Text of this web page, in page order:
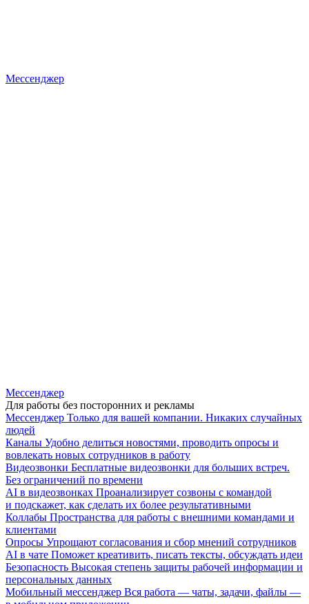
Мессенджер
Мессенджер
Для работы без посторонних и рекламы
Мессенджер Только для вашей компании. Никаких случайных
людей
Каналы Удобно делиться новостями, проводить опросы и
вовлекать новых сотрудников в работу
Видеозвонки Бесплатные видеозвонки для больших встреч.
Без ограничений по времени
AI в видеозвонках Проанализирует созвоны с командой
и подскажет, как сделать их более результативными
Коллабы Пространства для работы с внешними командами и
клиентами
Опросы Упрощают согласования и сбор мнений сотрудников
AI в чате Поможет креативить, писать тексты, обсуждать идеи
Безопасность Высокая степень защиты рабочей информации и
персональных данных
Мобильный мессенджер Вся работа — чаты, задачи, файлы —